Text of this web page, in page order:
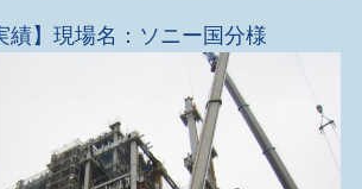
績】現場名：ソニー国分様